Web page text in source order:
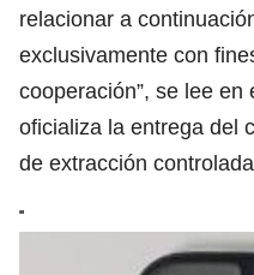
relacionar a
exclusivamente con
cooperación”, se lee
oficializa la entrega del
de extracción